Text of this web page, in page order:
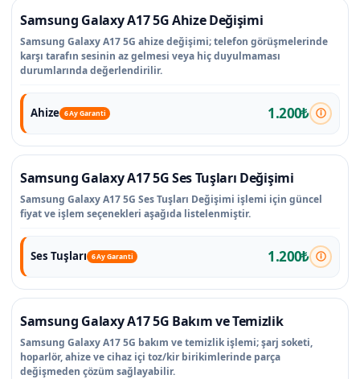
Samsung Galaxy A17 5G Ahize Değişimi
Samsung Galaxy A17 5G ahize değişimi; telefon görüşmelerinde
karşı tarafın sesinin az gelmesi veya hiç duyulmaması
durumlarında değerlendirilir.
Ahize 6 Ay Garanti 1.200₺
Samsung Galaxy A17 5G Ses Tuşları Değişimi
Samsung Galaxy A17 5G Ses Tuşları Değişimi işlemi için güncel
fiyat ve işlem seçenekleri aşağıda listelenmiştir.
Ses Tuşları 6 Ay Garanti 1.200₺
Samsung Galaxy A17 5G Bakım ve Temizlik
Samsung Galaxy A17 5G bakım ve temizlik işlemi; şarj soketi,
hoparlör, ahize ve cihaz içi toz/kir birikimlerinde parça
değişmeden çözüm sağlayabilir.